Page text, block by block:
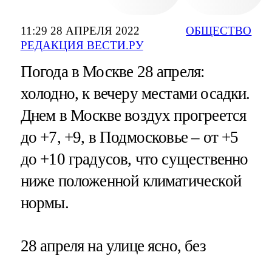
11:29 28 АПРЕЛЯ 2022
РЕДАКЦИЯ ВЕСТИ.РУ
ОБЩЕСТВО
Погода в Москве 28 апреля:
холодно, к вечеру местами осадки.
Днем в Москве воздух прогреется
до +7, +9, в Подмосковье – от +5
до +10 градусов, что существенно
ниже положенной климатической
нормы.
28 апреля на улице ясно, без